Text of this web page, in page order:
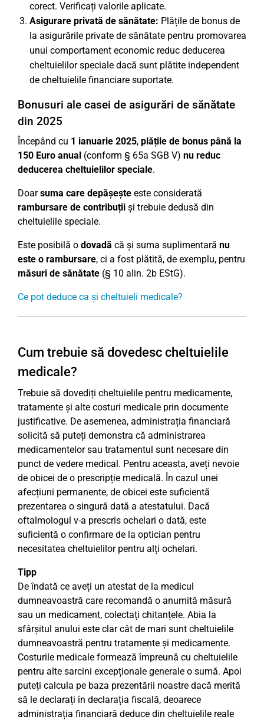
corect. Verificați valorile aplicate.
Asigurare privată de sănătate: Plățile de bonus de
la asigurările private de sănătate pentru promovarea
unui comportament economic reduc deducerea
cheltuielilor speciale dacă sunt plătite independent
de cheltuielile financiare suportate.
Bonusuri ale casei de asigurări de sănătate
din 2025
Începând cu 1 ianuarie 2025, plățile de bonus până la
150 Euro anual (conform § 65a SGB V) nu reduc
deducerea cheltuielilor speciale.
Doarsuma care depășește este considerată
rambursare de contribuții și trebuie dedusă din
cheltuielile speciale.
Este posibilă o dovadă că și suma suplimentară nu
este o rambursare, ci a fost plătită, de exemplu, pentru
măsuri de sănătate (§ 10 alin. 2b EStG).
Ce pot deduce ca și cheltuieli medicale?
Cum trebuie să dovedesc cheltuielile
medicale?
Trebuie să dovediți cheltuielile pentru medicamente,
tratamente și alte costuri medicale prin documente
justificative. De asemenea, administrația financiară
solicită să puteți demonstra că administrarea
medicamentelor sau tratamentul sunt necesare din
punct de vedere medical. Pentru aceasta, aveți nevoie
de obicei de o prescripție medicală. În cazul unei
afecțiuni permanente, de obicei este suficientă
prezentarea o singură dată a atestatului. Dacă
oftalmologul v-a prescris ochelari o dată, este
suficientă o confirmare de la optician pentru
necesitatea cheltuielilor pentru alți ochelari.
Tipp
De îndată ce aveți un atestat de la medicul
dumneavoastră care recomandă o anumită măsură
sau un medicament, colectați chitanțele. Abia la
sfârșitul anului este clar cât de mari sunt cheltuielile
dumneavoastră pentru tratamente și medicamente.
Costurile medicale formează împreună cu cheltuielile
pentru alte sarcini excepționale generale o sumă. Apoi
puteți calcula pe baza prezentării noastre dacă merită
să le declarați în declarația fiscală, deoarece
administrația financiară deduce din cheltuielile reale